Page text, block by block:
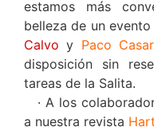
estamos más
belleza de un
Calvo y Paco
disposición sin
tareas de la Salita.
· A los
a nuestra revista